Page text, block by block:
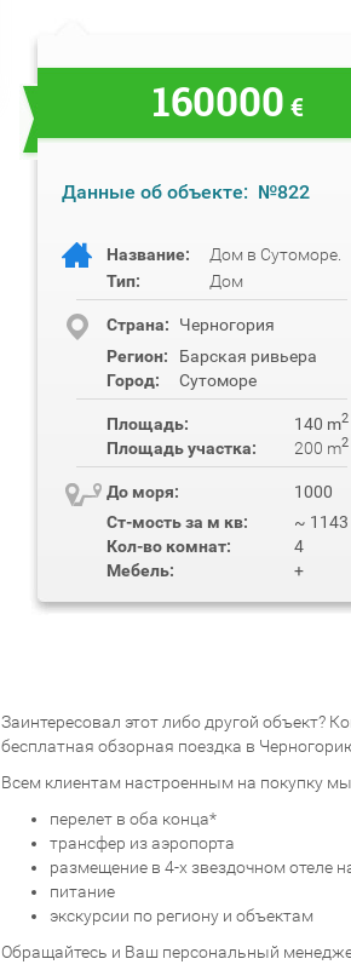
160000 €
Данные об объекте: №822
Название:
Дом в Сутоморе.
Тип:
Дом
Cтрана:
Черногория
Регион:
Барская ривьера
Город:
Сутоморе
Площадь: 140 m2
Площадь участка: 200 m2
До моря:
1000
Ст-мость за м кв:
~ 1143
Кол-во комнат:
4
Мебель:
+
Заинтересовал этот либо другой объект?
бесплатная обзорная поездка в
Всем клиентам настроенным на покупку
перелет в оба конца*
трансфер из аэропорта
размещение в 4-х звездочном отеле
питание
экскурсии по региону и объектам
Обращайтесь и Ваш персональный